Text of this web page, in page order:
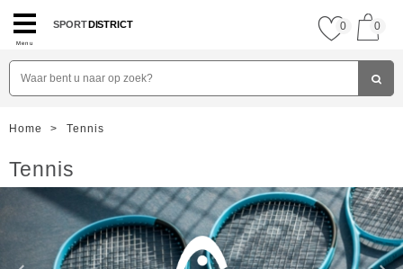
Menu
SPORTDISTRICT 0 0
Home > Tennis
Tennis